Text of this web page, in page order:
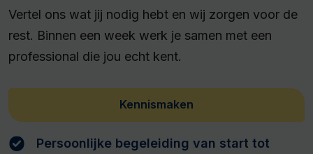
Vertel ons wat jij nodig hebt en wij zorgen voor de
rest. Binnen een week werk je samen met een
professional die jou echt kent.
Kennismaken
Persoonlijke begeleiding van start tot